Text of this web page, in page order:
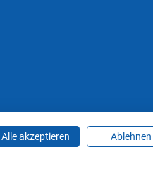
Einstellungen ändern
Alle akzeptieren Ablehnen